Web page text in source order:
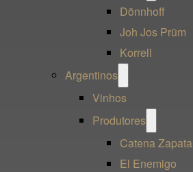
menu
Dönnhoff
Joh Jos Prüm
Korrell
Argentinos
menu
Vinhos
Produtores
menu
Catena Zapata
El Enemigo